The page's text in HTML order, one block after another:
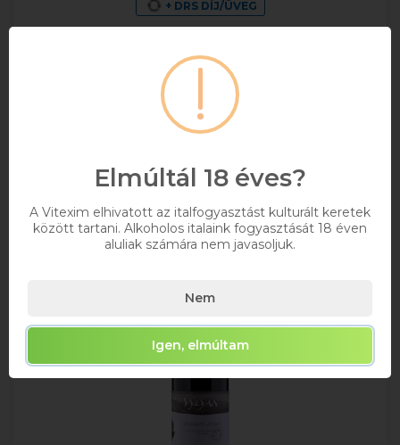
+ DRS DÍJ/ÜVEG
1 745 Ft
Bruttó ár
Elmúltál 18 éves?
A Vitexim elhivatott az italfogyasztást kulturált keretek
között tartani. Alkoholos italaink fogyasztását 18 éven
aluliak számára nem javasoljuk.
Nem
Igen, elmúltam